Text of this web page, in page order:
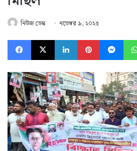
নিউজ ডেস্ক নভেম্বর ৯, ২০২৫
Facebook
X LinkedInPinterest